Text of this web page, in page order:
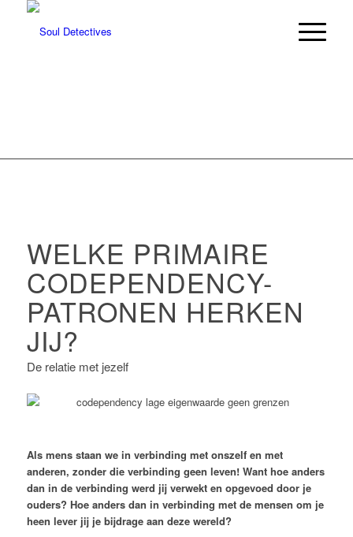
WELKE PRIMAIRE
CODEPENDENCY-
PATRONEN HERKEN
JIJ?
De relatie met jezelf
Als mens staan we in verbinding met onszelf en met
anderen, zonder die verbinding geen leven! Want hoe anders
dan in de verbinding werd jij verwekt en opgevoed door je
ouders? Hoe anders dan in verbinding met de mensen om je
heen lever jij je bijdrage aan deze wereld?